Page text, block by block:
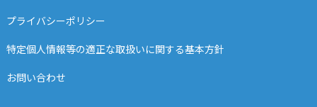
プライバシーポリシー
特定個人情報等の適正な取扱いに関する基本方針
お問い合わせ